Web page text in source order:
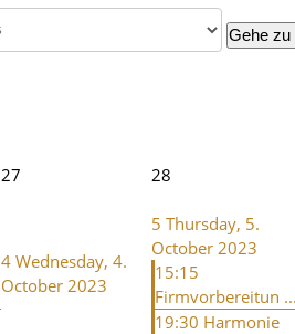
Gehe zu
27 28
4 Wednesday, 4.
October 2023
5 Thursday, 5.
October 2023
15:15
Firmvorbereitun ...
19:30 Harmonie